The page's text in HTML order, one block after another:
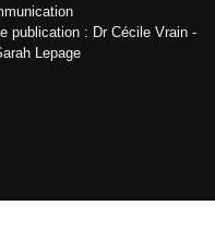
publication : Dr Cécile Vrain -
Lepage